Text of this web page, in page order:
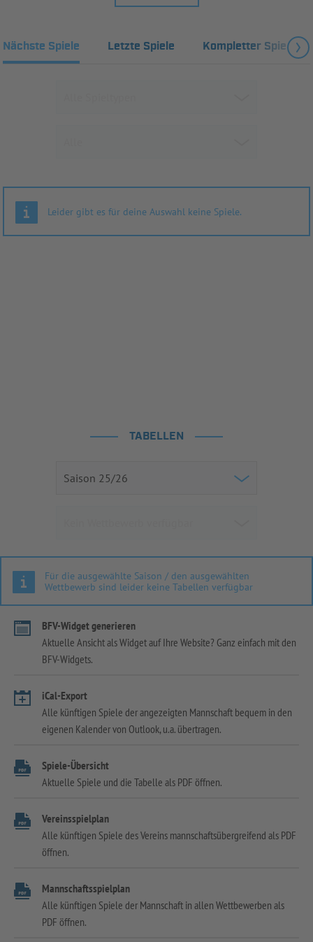
Nächste Spiele Letzte Spiele Kompletter Spielplan
Leider gibt es für deine Auswahl keine Spiele.
TABELLEN
Für die ausgewählte Saison / den ausgewählten
Wettbewerb sind leider keine Tabellen verfügbar
BFV-Widget generieren
Aktuelle Ansicht als Widget auf Ihre Website? Ganz einfach mit den
BFV-Widgets.
iCal-Export
Alle künftigen Spiele der angezeigten Mannschaft bequem in den
eigenen Kalender von Outlook, u.a. übertragen.
Spiele-Übersicht
Aktuelle Spiele und die Tabelle als PDF öffnen.
Vereinsspielplan
Alle künftigen Spiele des Vereins mannschaftsübergreifend als PDF
öffnen.
Mannschaftsspielplan
Alle künftigen Spiele der Mannschaft in allen Wettbewerben als
PDF öffnen.